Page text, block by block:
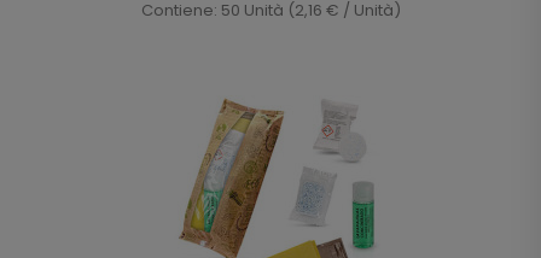
Contiene: 50 Unità (2,16 € / Unità)